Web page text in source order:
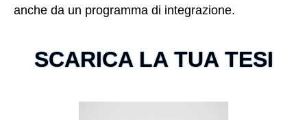
anche da un programma di integrazione.
SCARICA LA TUA TESI